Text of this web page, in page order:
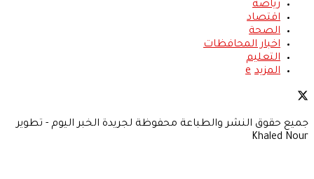
رياضة
اقتصاد
الصحة
اخبار المحافظات
التعليم
المزيد
جميع حقوق النشر والطباعة محفوظة لجريدة الخبر اليوم - تطوير
Khaled Nour